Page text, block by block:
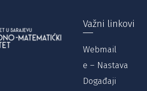
Važni linkovi
Webmail
e – Nastava
Događaji